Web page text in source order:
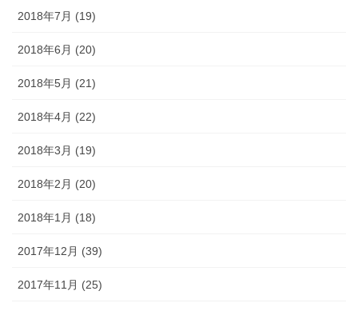
2018年7月 (19)
2018年6月 (20)
2018年5月 (21)
2018年4月 (22)
2018年3月 (19)
2018年2月 (20)
2018年1月 (18)
2017年12月 (39)
2017年11月 (25)